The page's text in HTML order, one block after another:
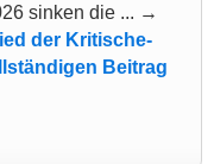
sinken die ... →
der Kritische-
Beitrag